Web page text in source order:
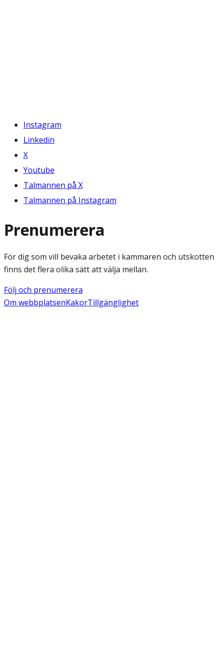
Instagram
Linkedin
X
Youtube
Talmannen på X
Talmannen på Instagram
Prenumerera
För dig som vill bevaka arbetet i kammaren och utskotten
finns det flera olika sätt att välja mellan.
Följ och prenumerera
Om webbplatsenKakorTillgänglighet